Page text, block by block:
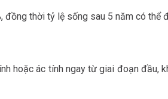
thời tỷ lệ sống sau 5 năm có
hoặc ác tính ngay từ giai đoạn